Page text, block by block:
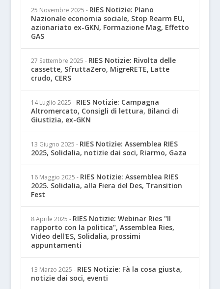
25 Novembre 2025 - RIES Notizie: PIano
Nazionale economia sociale, Stop Rearm EU,
azionariato ex-GKN, Formazione Mag, Effetto
GAS
27 Settembre 2025 - RIES Notizie: Rivolta delle
cassette, SfruttaZero, MigreRETE, Latte
crudo, CERS
14 Luglio 2025 - RIES Notizie: Campagna
Altromercato, Consigli di lettura, Bilanci di
Giustizia, ex-GKN
13 Giugno 2025 - RIES Notizie: Assemblea RIES
2025, Solidalia, notizie dai soci, Riarmo, Gaza
16 Maggio 2025 - RIES Notizie: Assemblea RIES
2025. Solidalia, alla Fiera del Des, Transition
Fest
8 Aprile 2025 - RIES Notizie: Webinar Ries "Il
rapporto con la politica", Assemblea Ries,
Video dell'ES, Solidalia, prossimi
appuntamenti
13 Marzo 2025 - RIES Notizie: Fà la cosa giusta,
notizie dai soci, eventi